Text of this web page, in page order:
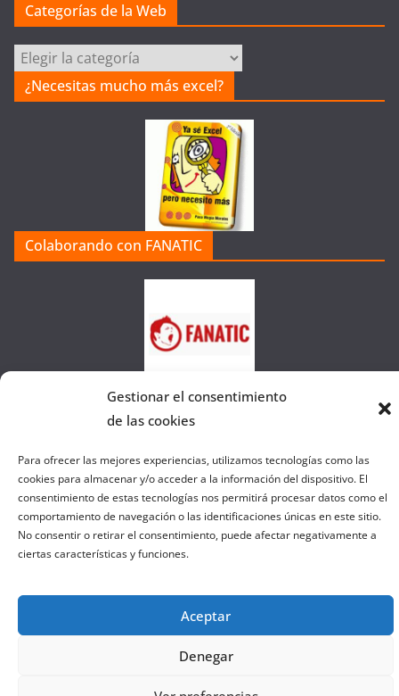
Categorías de la Web
a
t
a
W
¿Necesitas mucho más excel?
Colaborando con FANATIC
Copyright © 2026el gurú del basket. Todos los derechos
reservados.
Tema:ColorMagpor ThemeGrill. Funciona conWordPress.
Gestionar el consentimiento
de las cookies
Para ofrecer las mejores experiencias, utilizamos tecnologías como las
cookies para almacenar y/o acceder a la información del dispositivo. El
consentimiento de estas tecnologías nos permitirá procesar datos como el
comportamiento de navegación o las identificaciones únicas en este sitio.
No consentir o retirar el consentimiento, puede afectar negativamente a
ciertas características y funciones.
Aceptar
Denegar